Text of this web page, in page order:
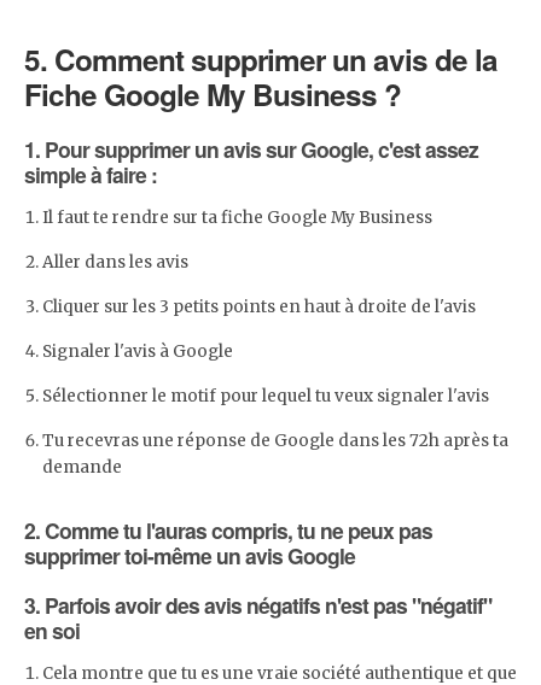
5. Comment supprimer un avis de la
Fiche Google My Business ?
1. Pour supprimer un avis sur Google, c'est assez
simple à faire :
Il faut te rendre sur ta fiche Google My Business
Aller dans les avis
Cliquer sur les 3 petits points en haut à droite de l'avis
Signaler l'avis à Google
Sélectionner le motif pour lequel tu veux signaler l'avis
Tu recevras une réponse de Google dans les 72h après ta
demande
2. Comme tu l'auras compris, tu ne peux pas
supprimer toi-même un avis Google
3. Parfois avoir des avis négatifs n'est pas "négatif"
en soi
Cela montre que tu es une vraie société authentique et que